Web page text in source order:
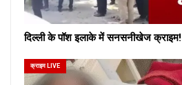
दिल्ली के पॉश इलाके में सनसनीखेज क्राइम!
क्राइम LIVE